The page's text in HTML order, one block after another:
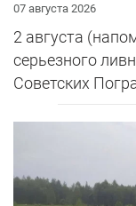
07 августа 2026
2 августа
серьезного
Советских